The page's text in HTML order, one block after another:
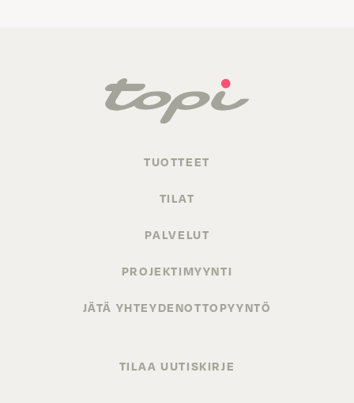
TUOTTEET
TILAT
PALVELUT
PROJEKTIMYYNTI
JÄTÄ YHTEYDENOTTOPYYNTÖ
TILAA UUTISKIRJE